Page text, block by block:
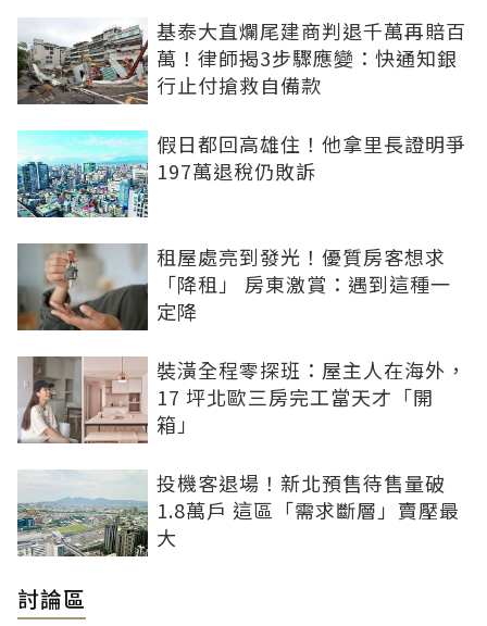
基泰大直爛尾建商判退千萬再賠百
萬！律師揭3步驟應變：快通知銀
行止付搶救自備款
假日都回高雄住！他拿里長證明爭
197萬退稅仍敗訴
租屋處亮到發光！優質房客想求
「降租」 房東激賞：遇到這種一
定降
裝潢全程零探班：屋主人在海外，
17 坪北歐三房完工當天才「開
箱」
投機客退場！新北預售待售量破
1.8萬戶 這區「需求斷層」賣壓最
大
討論區